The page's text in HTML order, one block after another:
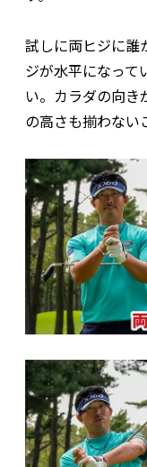
試しに両ヒジに誰
ジが水平になって
い。カラダの向き
の高さも揃わない